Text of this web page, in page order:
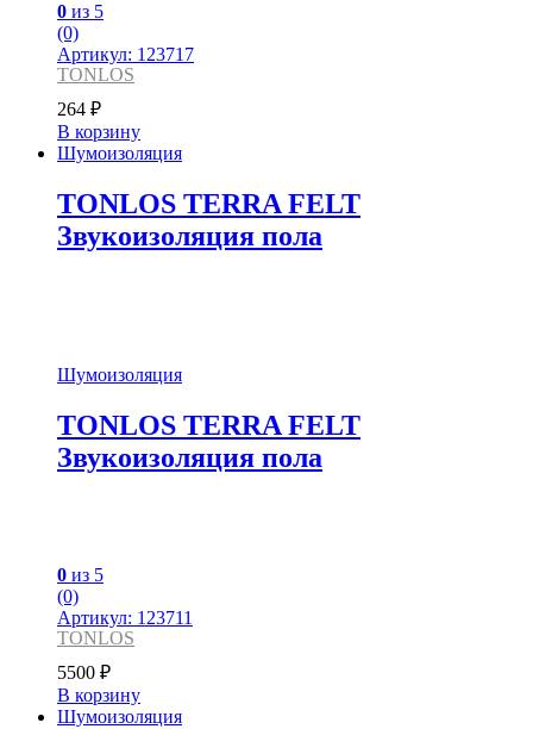
0 из 5
(0)
Артикул: 123717
TONLOS
264 ₽
В корзину
Шумоизоляция
TONLOS TERRA FELT
Звукоизоляция пола
Шумоизоляция
TONLOS TERRA FELT
Звукоизоляция пола
0 из 5
(0)
Артикул: 123711
TONLOS
5500 ₽
В корзину
Шумоизоляция